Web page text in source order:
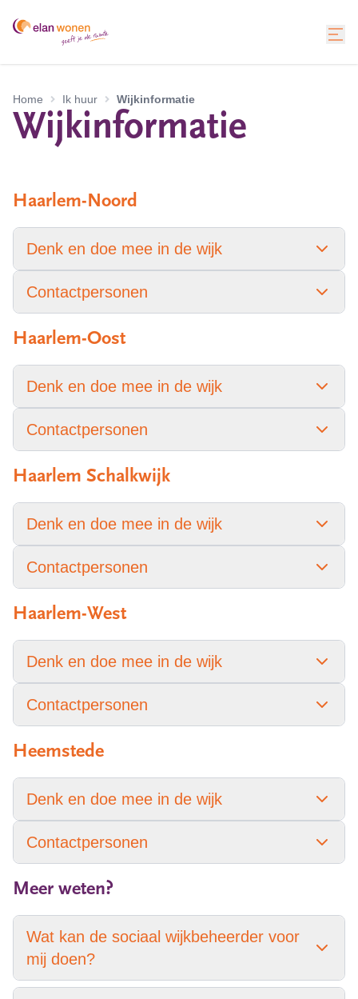
Home Ik huur Wijkinformatie
Wijkinformatie
Haarlem-Noord
Denk en doe mee in de wijk
Contactpersonen
Haarlem-Oost
Denk en doe mee in de wijk
Contactpersonen
Haarlem Schalkwijk
Denk en doe mee in de wijk
Contactpersonen
Haarlem-West
Denk en doe mee in de wijk
Contactpersonen
Heemstede
Denk en doe mee in de wijk
Contactpersonen
Meer weten?
Wat kan de sociaal wijkbeheerder voor
mij doen?